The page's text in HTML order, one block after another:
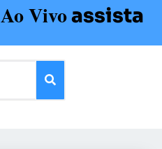
Ao Vivoassista